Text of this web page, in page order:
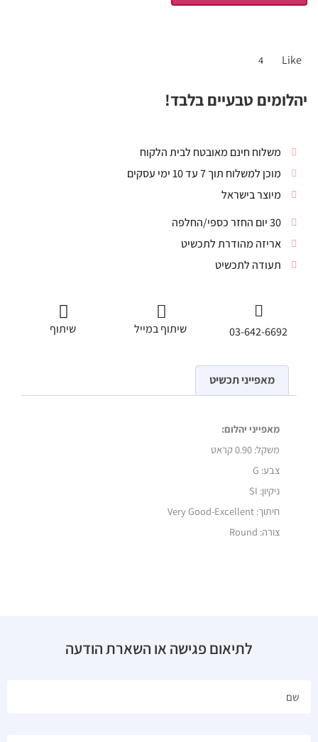
Like
4
יהלומים טבעיים בלבד!
משלוח חינם מאובטח לבית הלקוח
מוכן למשלוח תוך 7 עד 10 ימי עסקים
מיוצר בישראל
30 יום החזר כספי/החלפה
אריזה מהודרת לתכשיט
תעודה לתכשיט
03-642-6692 שיתוף במייל שיתוף
מאפייני תכשיט
מאפייני יהלום:
משקל: 0.90 קראט
צבע: G
ניקיון: SI
חיתוך: Very Good-Excellent
צורה: Round
לתיאום פגישה או השארת הודעה